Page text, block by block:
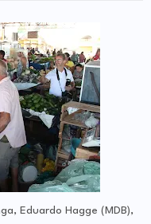
Eduardo Hagge (MDB),